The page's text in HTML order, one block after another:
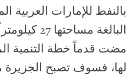
البالغة
لها، فسوف تصبح